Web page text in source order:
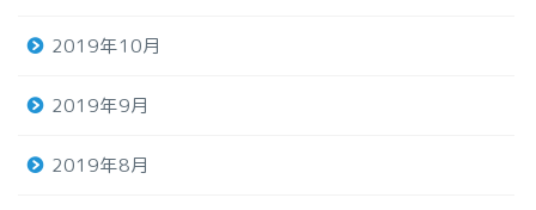
2019年10月
2019年9月
2019年8月